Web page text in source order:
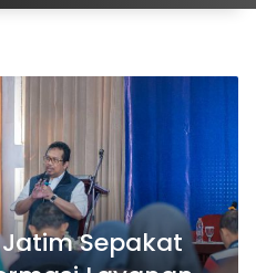
Jatim Sepakat